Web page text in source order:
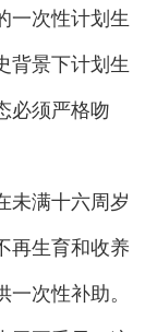
一次性计划生
背景下计划生
必须严格吻
满十六周岁
再生育和收养
次性补助。